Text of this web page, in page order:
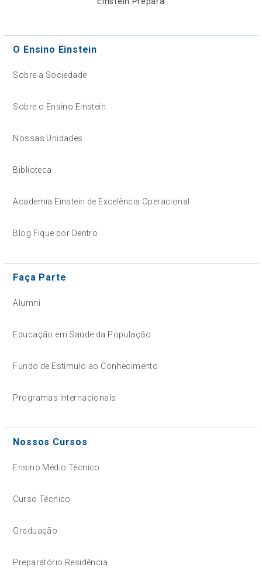
O Ensino Einstein
Sobre a Sociedade
Sobre o Ensino Einstein
Nossas Unidades
Biblioteca
Academia Einstein de Excelência Operacional
Blog Fique por Dentro
Faça Parte
Alumni
Educação em Saúde da População
Fundo de Estímulo ao Conhecimento
Programas Internacionais
Nossos Cursos
Ensino Médio Técnico
Curso Técnico
Graduação
Preparatório Residência